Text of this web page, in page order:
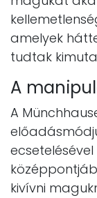
amelyek
tudtak
A
A
kivívni